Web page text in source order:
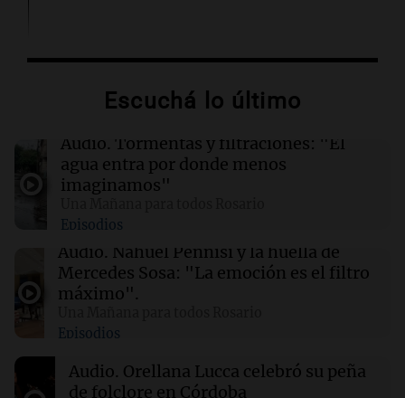
Airbnb acelera el lanzamiento de funciones
búsqueda
El Pentágono solicita a la industria de defensa
un aumento en la producción de armas
01:31 Ciencia
Reducir alimentos dulces no disminuye
antojos ni mejora la salud, según estudio
01:29 Mundo
El lago Mead alcanza su nivel más bajo en 90
años, evidenciando la crisis hídrica en EE.UU.
Escuchá lo último
Audio. Tormentas y filtraciones: "El
agua entra por donde menos
imaginamos"
Episodios
Audio. Nahuel Pennisi y la huella de
Mercedes Sosa: "La emoción es el filtro
máximo".
Episodios
Audio. Orellana Lucca celebró su peña
de folclore en Córdoba